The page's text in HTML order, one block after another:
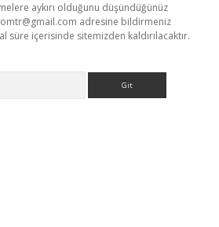
aykırı olduğunu düşündüğünüz
adresine bildirmeniz
süre içerisinde sitemizden kaldırılacaktır.